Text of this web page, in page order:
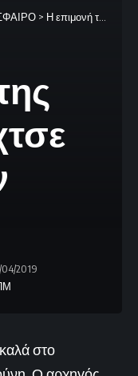
> Η επιμονή της Φενέρμπαχτσε μπλέκει την κατάσταση
04/2019
στο